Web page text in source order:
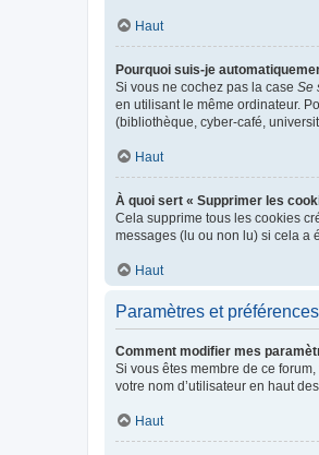
Haut
Pourquoi suis-je
Si vous ne cochez pas la case Se
en utilisant le même ordinateur.
(bibliothèque, cyber-café,
Haut
À quoi sert « Supprimer les
Cela supprime tous les cookies
messages (lu ou non lu) si cela a
Haut
Paramètres et
Comment modifier mes
Si vous êtes membre de ce
votre nom d’utilisateur en haut
Haut